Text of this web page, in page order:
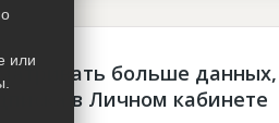
больше
в Личном кабинете
или